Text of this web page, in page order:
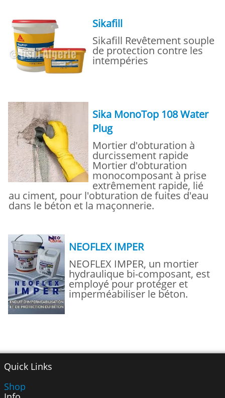
Sikafill
Sikafill Revêtement souple
de protection contre les
intempéries
Sika MonoTop 108 Water
Plug
Mortier d'obturation à
durcissement rapide
Mortier d'obturation
monocomposant à prise
extrêmement rapide, lié
au ciment, pour l'obturation de fuites d'eau
dans le béton et la maçonnerie.
NEOFLEX IMPER
NEOFLEX IMPER, un mortier
hydraulique bi-composant, est
employé pour protéger et
imperméabiliser le béton.
Quick Links
Shop